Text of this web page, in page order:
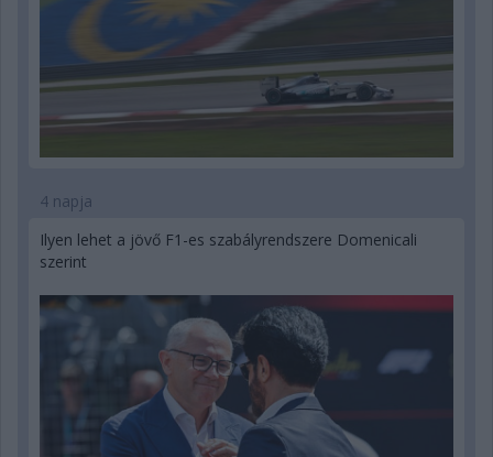
4 napja
Ilyen lehet a jövő F1-es szabályrendszere Domenicali
szerint